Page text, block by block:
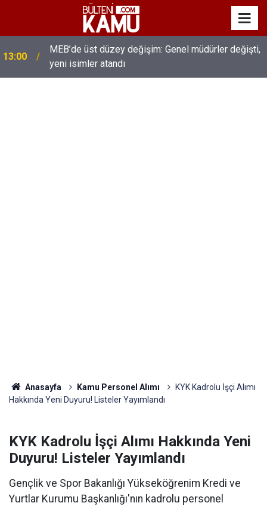
13:00
MEB’de üst düzey değişim: Genel müdürler değişti,
yeni isimler atandı
Anasayfa Kamu Personel Alımı
KYK Kadrolu İşçi Alımı
Hakkında Yeni Duyuru! Listeler Yayımlandı
KYK Kadrolu İşçi Alımı Hakkında Yeni
Duyuru! Listeler Yayımlandı
Gençlik ve Spor Bakanlığı Yükseköğrenim Kredi ve
Yurtlar Kurumu Başkanlığı'nın kadrolu personel